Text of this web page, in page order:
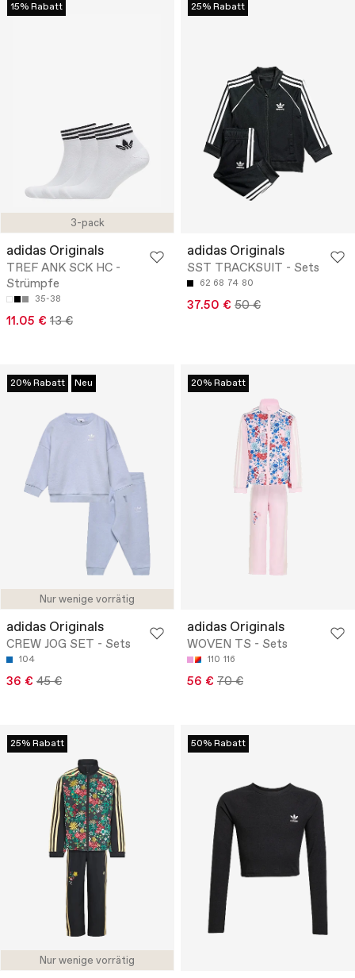
3-pack
15% Rabatt
adidas Originals
TREF ANK SCK HC -
Strümpfe
35-38
11.05 € 13 €
25% Rabatt
adidas Originals
SST TRACKSUIT - Sets
62 68 74 80
37.50 € 50 €
Nur wenige vorrätig
20% Rabatt Neu
adidas Originals
CREW JOG SET - Sets
104
36 € 45 €
20% Rabatt
adidas Originals
WOVEN TS - Sets
110 116
56 € 70 €
Nur wenige vorrätig
25% Rabatt 50% Rabatt